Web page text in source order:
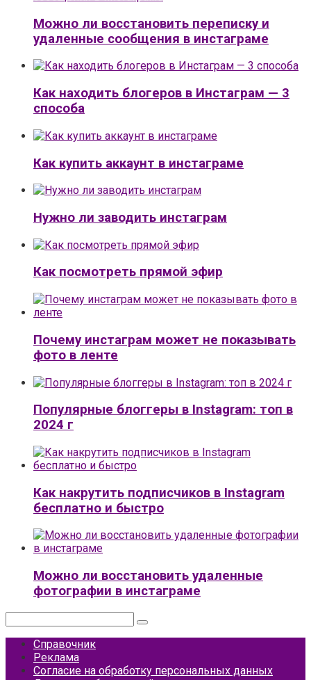
Можно ли восстановить переписку и
удаленные сообщения в инстаграме
Как находить блогеров в Инстаграм — 3
способа
Как купить аккаунт в инстаграме
Нужно ли заводить инстаграм
Как посмотреть прямой эфир
Почему инстаграм может не показывать
фото в ленте
Популярные блоггеры в Instagram: топ в
2024 г
Как накрутить подписчиков в Instagram
бесплатно и быстро
Можно ли восстановить удаленные
фотографии в инстаграме
Справочник
Реклама
Согласие на обработку персональных данных